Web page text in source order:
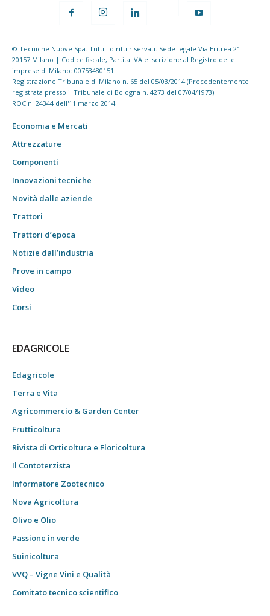
© Tecniche Nuove Spa. Tutti i diritti riservati. Sede legale Via Eritrea 21 -
20157 Milano | Codice fiscale, Partita IVA e Iscrizione al Registro delle
imprese di Milano: 00753480151
Registrazione Tribunale di Milano n. 65 del 05/03/2014 (Precedentemente
registrata presso il Tribunale di Bologna n. 4273 del 07/04/1973)
ROC n. 24344 dell'11 marzo 2014
Economia e Mercati
Attrezzature
Componenti
Innovazioni tecniche
Novità dalle aziende
Trattori
Trattori d’epoca
Notizie dall’industria
Prove in campo
Video
Corsi
EDAGRICOLE
Edagricole
Terra e Vita
Agricommercio & Garden Center
Frutticoltura
Rivista di Orticoltura e Floricoltura
Il Contoterzista
Informatore Zootecnico
Nova Agricoltura
Olivo e Olio
Passione in verde
Suinicoltura
VVQ – Vigne Vini e Qualità
Comitato tecnico scientifico